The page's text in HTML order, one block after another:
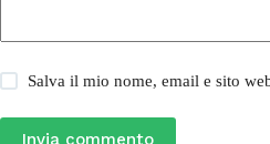
Salva il mio nome, email e sito
Invia commento